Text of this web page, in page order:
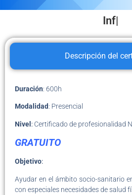
Infórma
Descripción del
Duración: 600h
Modalidad: Presencial
Nivel : Certificado de profesionalidad
GRATUITO
Objetivo:
Ayudar en el ámbito socio-sanitario
con especiales necesidades de salud